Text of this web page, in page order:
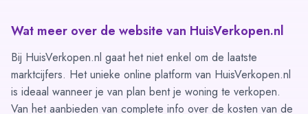
Wat meer over de website van HuisVerkopen.nl
Bij HuisVerkopen.nl gaat het niet enkel om de laatste
marktcijfers. Het unieke online platform van HuisVerkopen.nl
is ideaal wanneer je van plan bent je woning te verkopen.
Van het aanbieden van complete info over de kosten van de